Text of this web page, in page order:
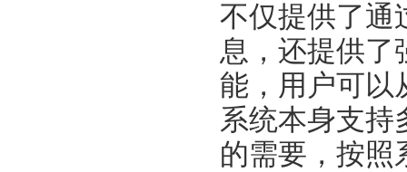
不仅提供了通
息，还提供了
能，用户可以
系统本身支持
的需要，按照